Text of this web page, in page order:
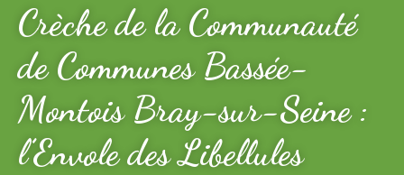
Crèche de la Communauté
de Communes Bassée-
Montois Bray-sur-Seine :
l’Envole des Libellules